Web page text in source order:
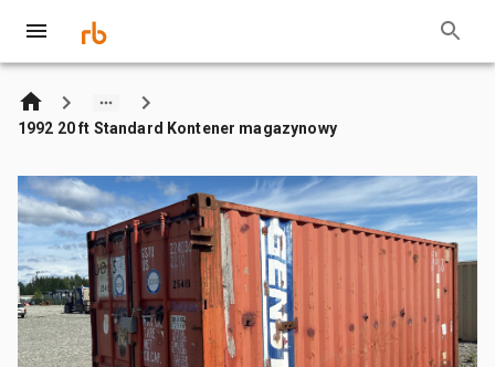
1992 20 ft Standard Kontener magazynowy